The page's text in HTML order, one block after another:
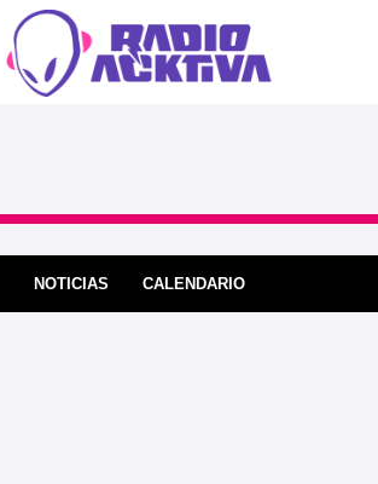
NOTICIAS CALENDARIO